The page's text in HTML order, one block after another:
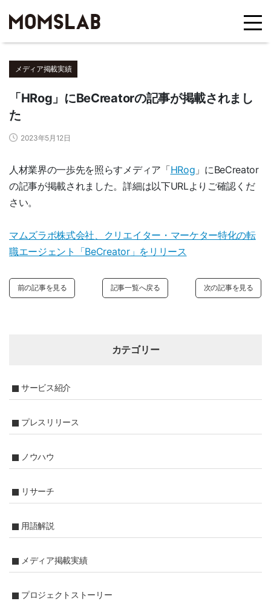
メディア掲載実績
「HRog」にBeCreatorの記事が掲載されまし
た
2023年5月12日
人材業界の一歩先を照らすメディア「HRog 」にBeCreator
の記事が掲載されました。詳細は以下URLよりご確認くだ
さい。
マムズラボ株式会社、クリエイター・マーケター特化の転
職エージェント「BeCreator」をリリース
前の記事を見る 記事一覧へ戻る 次の記事を見る
カテゴリー
サービス紹介
プレスリリース
ノウハウ
リサーチ
用語解説
メディア掲載実績
プロジェクトストーリー